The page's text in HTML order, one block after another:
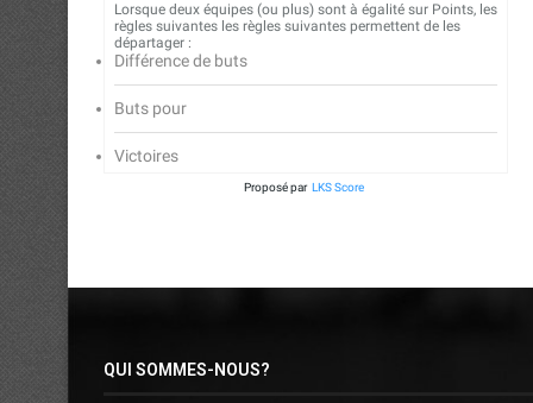
Lorsque deux équipes (ou plus) sont à égalité sur Points, les
règles suivantes les règles suivantes permettent de les
départager :
Différence de buts
Buts pour
Victoires
Proposé par LKS Score
QUI SOMMES-NOUS?